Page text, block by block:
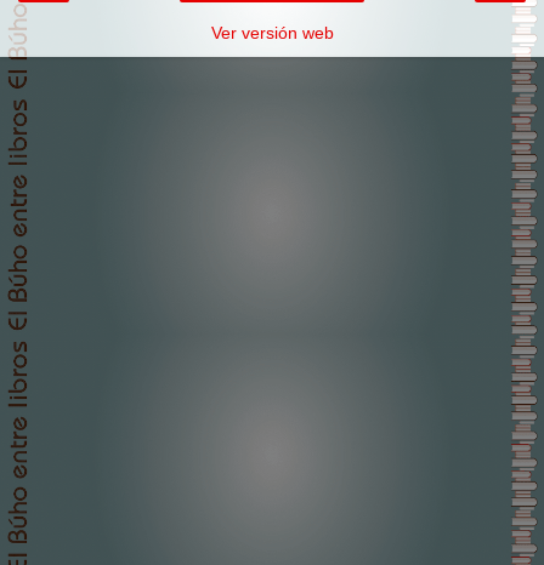
Ver versión web